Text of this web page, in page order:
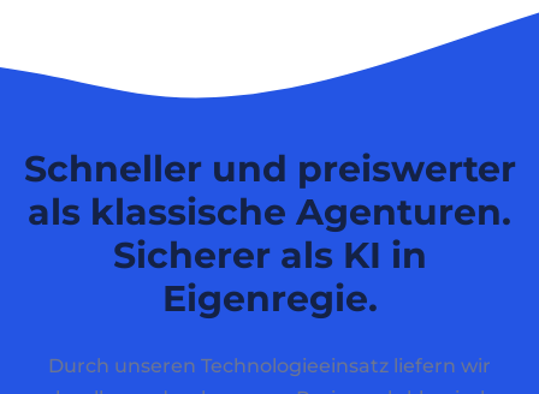
Schneller und preiswerter
als klassische Agenturen.
Sicherer als KI in
Eigenregie.
Durch unseren Technologieeinsatz liefern wir